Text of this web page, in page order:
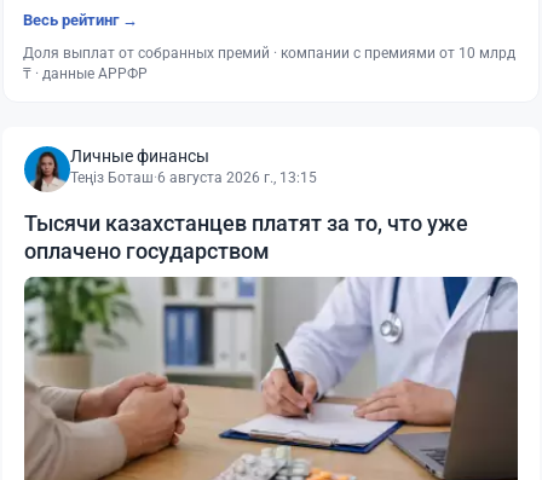
Весь рейтинг →
Доля выплат от собранных премий · компании с премиями от 10 млрд
₸ · данные АРРФР
Личные финансы
Теңіз Боташ·6 августа 2026 г., 13:15
Тысячи казахстанцев платят за то, что уже
оплачено государством